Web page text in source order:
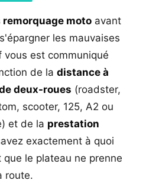
remorquage moto avant
les mauvaises
vous est communiqué
de la distance à
deux-roues (roadster,
scooter, 125, A2 ou
et de la prestation
exactement à quoi
le plateau ne prenne
route.